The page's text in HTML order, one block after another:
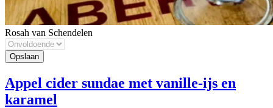
Rosah van Schendelen
Appel cider sundae met vanille-ijs en
karamel